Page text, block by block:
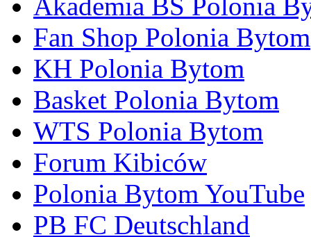
Fan Shop Polonia Bytom
KH Polonia Bytom
Basket Polonia Bytom
WTS Polonia Bytom
Forum Kibiców
Polonia Bytom YouTube
PB FC Deutschland